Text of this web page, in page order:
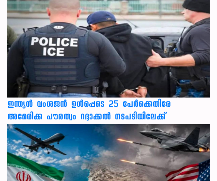
ഇന്ത്യന്‍ വംശജന്‍ ഉള്‍പ്പെടെ 25 പേര്‍ക്കെതിരേ
അമേരിക്ക പൗരത്വം റദ്ദാക്കല്‍ നടപടിയിലേക്ക്